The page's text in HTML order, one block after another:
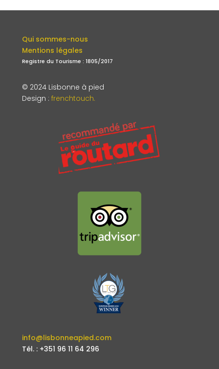
Qui sommes-nous
Mentions légales
Registre du Tourisme : 1805/2017
© 2024 Lisbonne à pied
Design : frenchtouch.
info@lisbonneapied.com
Tél. : +351 96 11 64 296